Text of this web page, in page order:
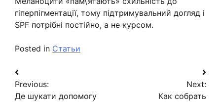
гіперпігментації, тому підтримувальний догляд і
SPF потрібні постійно, а не курсом.
Posted in Статьи
Навигация
по
Previous:
Де шукати допомогу
Next:
Как собрать